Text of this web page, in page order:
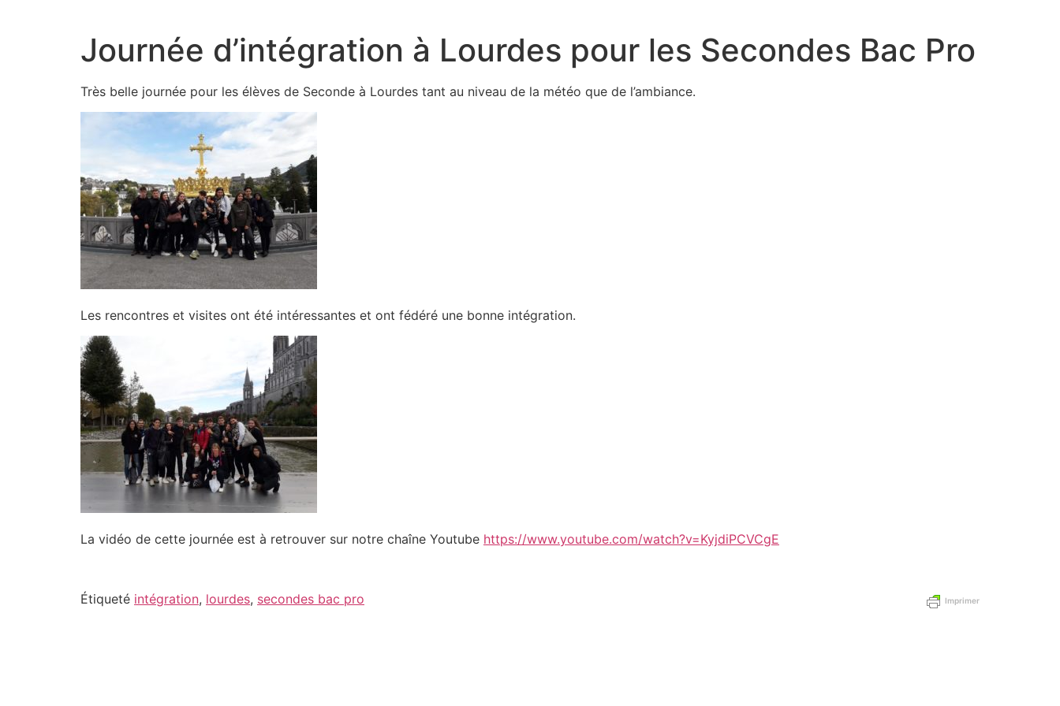
Journée d’intégration à Lourdes pour les Secondes Bac Pro
Très belle journée pour les élèves de Seconde à Lourdes tant au niveau de la météo que de l’ambiance.
Les rencontres et visites ont été intéressantes et ont fédéré une bonne intégration.
La vidéo de cette journée est à retrouver sur notre chaîne Youtube https://www.youtube.com/watch?v=KyjdiPCVCgE
Imprimer
Étiqueté intégration, lourdes, secondes bac pro